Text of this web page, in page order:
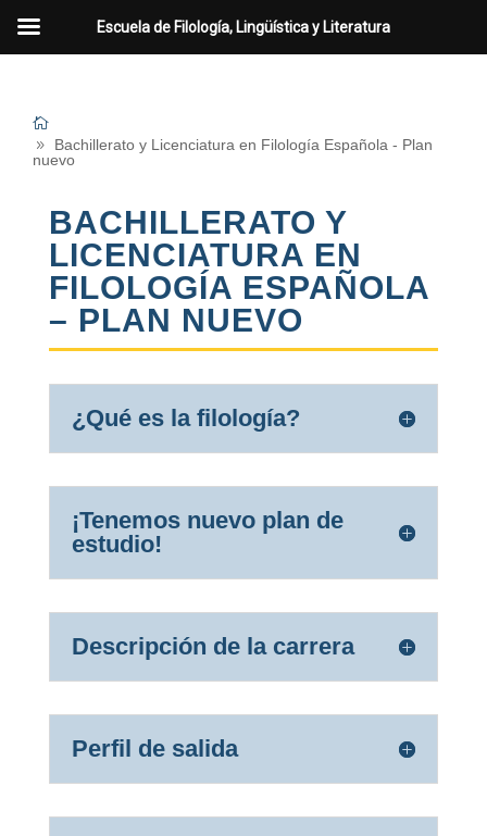
Bachillerato y Licenciatura en Filología Española - Plan
nuevo
BACHILLERATO Y
LICENCIATURA EN
FILOLOGÍA ESPAÑOLA
– PLAN NUEVO
¿Qué es la filología?
¡Tenemos nuevo plan de
estudio!
Descripción de la carrera
Perfil de salida
Escuela de Filología, Lingüística y Literatura